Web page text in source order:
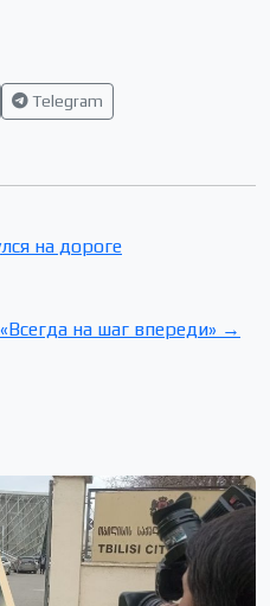
Telegram
на дороге
на шаг впереди» →